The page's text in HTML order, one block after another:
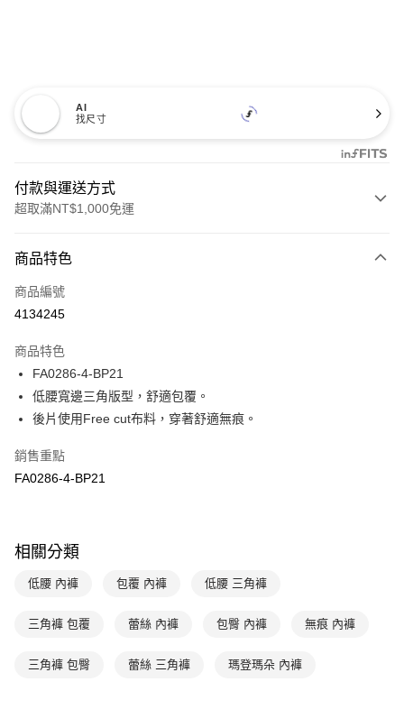
AI
找尺寸
付款與運送方式
超取滿NT$1,000免運
信用卡一次付款
信用卡分期付款
合作金庫商業銀行
華南商業銀行
上海商業儲蓄銀行
國泰世華商業銀行
兆豐國際商業銀行
匯豐（台灣）商業銀行
聯邦商業銀行
台灣樂天信用卡公司
LINE Pay
悠遊付
相關說明
【關於「AFTEE先享後付」】
AFTEE先享後付是「在收到商品之後才付款」的支付方式。 讓您購物簡單
１．簡單：不需註冊會員、不需綁卡、不需儲值。
３．安心：先確認商品／服務後，再付款。
ATM付款
運送方式
全家取貨付款-以PackAge+配客嘉循環箱包裝寄出
商品特色
商品編號
4134245
商品特色
FA0286-4-BP21
低腰寬邊三角版型，舒適包覆。
後片使用Free cut布料，穿著舒適無痕。
銷售重點
FA0286-4-BP21
相關分類
低腰 內褲 包覆 內褲 低腰 三角褲
三角褲 包覆 蕾絲 內褲 包臀 內褲 無痕 內褲
三角褲 包臀 蕾絲 三角褲 瑪登瑪朵 內褲